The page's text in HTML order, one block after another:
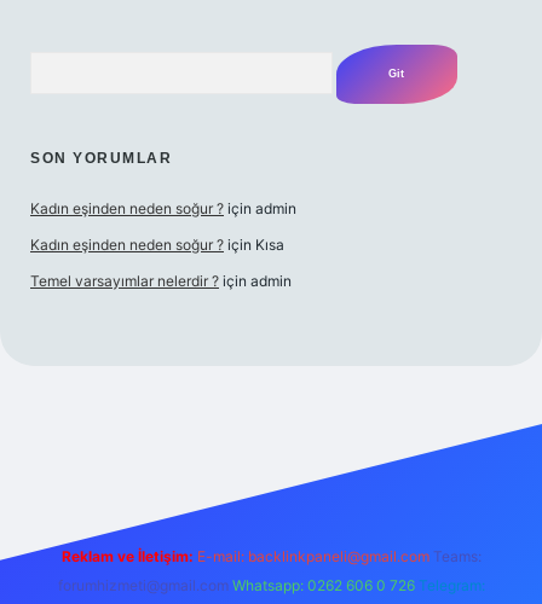
SON YORUMLAR
Kadın eşinden neden soğur ? için admin
Kadın eşinden neden soğur ? için Kısa
Temel varsayımlar nelerdir ? için admin
Reklam ve İletişim: E-mail: backlinkpaneli@gmail.com Teams:
forumhizmeti@gmail.com Whatsapp: 0262 606 0 726 Telegram: